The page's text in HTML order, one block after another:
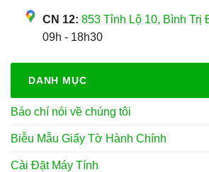
CN 12: 853 Tỉnh Lộ 10, Bình Trị
09h - 18h30
DANH MỤC
Báo chí nói về chúng tôi
Biễu Mẫu Giấy Tờ Hành Chính
Cài Đặt Máy Tính